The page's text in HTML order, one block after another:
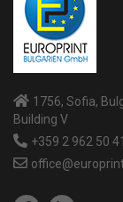
1756, Sofia,
Building V
+359 2 962 50 41